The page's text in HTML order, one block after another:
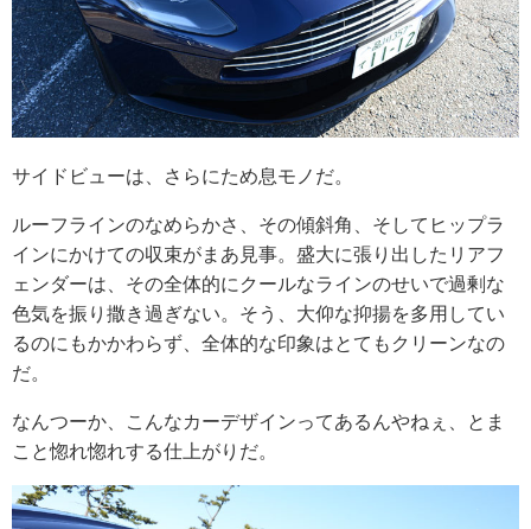
サイドビューは、さらにため息モノだ。
ルーフラインのなめらかさ、その傾斜角、そしてヒップラ
インにかけての収束がまあ見事。盛大に張り出したリアフ
ェンダーは、その全体的にクールなラインのせいで過剰な
色気を振り撒き過ぎない。そう、大仰な抑揚を多用してい
るのにもかかわらず、全体的な印象はとてもクリーンなの
だ。
なんつーか、こんなカーデザインってあるんやねぇ、とま
こと惚れ惚れする仕上がりだ。